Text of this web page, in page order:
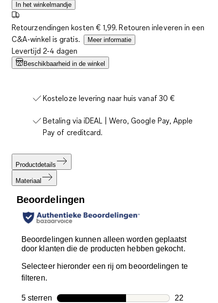
In het winkelmandje
Retourzendingen kosten € 1,99. Retouren inleveren in een
C&A-winkel is gratis.
Meer informatie
Levertijd 2-4 dagen
Beschikbaarheid in de winkel
Kosteloze levering naar huis vanaf 30 €
Betaling via iDEAL | Wero, Google Pay, Apple
Pay of creditcard.
Productdetails
Materiaal
Beoordelingen
Beoordelingen kunnen alleen worden geplaatst
door klanten die de producten hebben gekocht.
Selecteer hieronder een rij om beoordelingen te
filteren.
5 sterren sterren
22